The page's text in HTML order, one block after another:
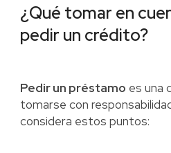
¿Qué tomar en
pedir un crédito?
Pedir un préstamo es una
tomarse con
considera estos puntos: